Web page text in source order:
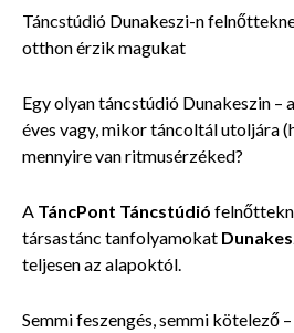
Táncstúdió Dunakeszi-n
otthon érzik magukat
Egy olyan táncstúdió Dunakeszin –
éves vagy, mikor táncoltál utoljára
mennyire van ritmusérzéked?
A TáncPont Táncstúdió
társastánc tanfolyamokat
teljesen az alapoktól.
Semmi feszengés, semmi kötelező